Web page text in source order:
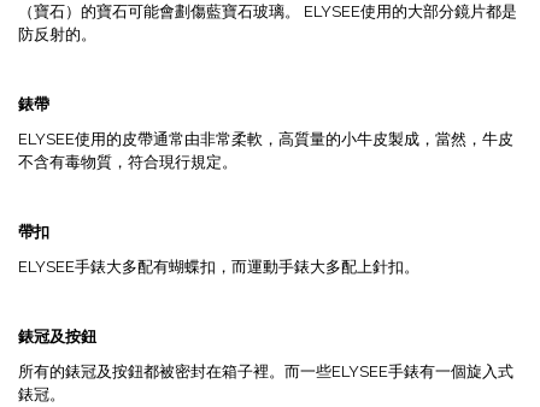
（寶石）的寶石可能會劃傷藍寶石玻璃。 ELYSEE使用的大部分鏡片都是
防反射的。
錶帶
ELYSEE使用的皮帶通常由非常柔軟，高質量的小牛皮製成，當然，牛皮
不含有毒物質，符合現行規定。
帶扣
ELYSEE手錶大多配有蝴蝶扣，而運動手錶大多配上針扣。
錶冠及按鈕
所有的錶冠及按鈕都被密封在箱子裡。而一些ELYSEE手錶有一個旋入式
錶冠。